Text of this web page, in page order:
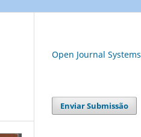
Open Journal Systems
Enviar Submissão